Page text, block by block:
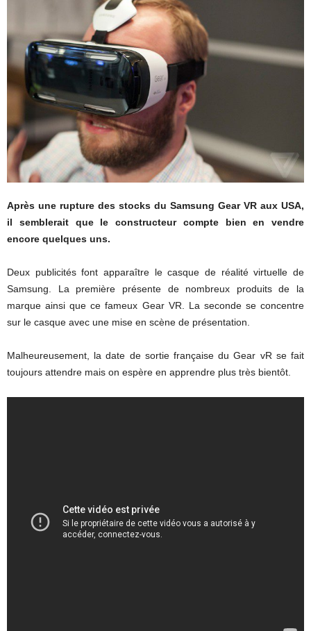
Après une rupture des stocks du Samsung Gear VR aux USA,
il semblerait que le constructeur compte bien en vendre
encore quelques uns.
Deux publicités font apparaître le casque de réalité virtuelle de
Samsung. La première présente de nombreux produits de la
marque ainsi que ce fameux Gear VR. La seconde se concentre
sur le casque avec une mise en scène de présentation.
Malheureusement, la date de sortie française du Gear vR se fait
toujours attendre mais on espère en apprendre plus très bientôt.